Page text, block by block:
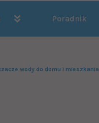
Poradnik
wody do domu i mieszkania